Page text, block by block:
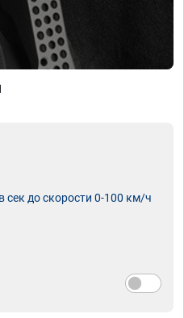
сек до скорости 0-100 км/ч